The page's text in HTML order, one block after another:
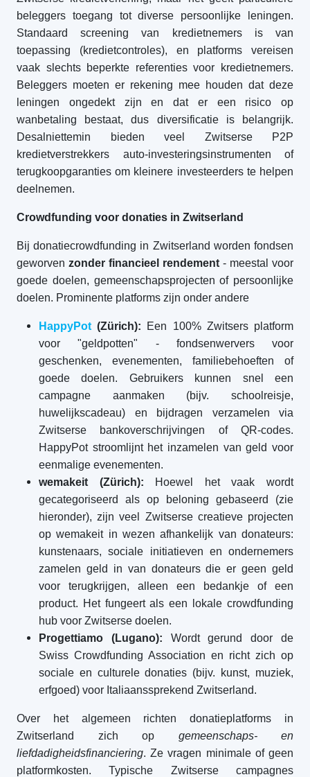
beleggers toegang tot diverse persoonlijke leningen.
Standaard screening van kredietnemers is van
toepassing (kredietcontroles), en platforms vereisen
vaak slechts beperkte referenties voor kredietnemers.
Beleggers moeten er rekening mee houden dat deze
leningen ongedekt zijn en dat er een risico op
wanbetaling bestaat, dus diversificatie is belangrijk.
Desalniettemin bieden veel Zwitserse P2P
kredietverstrekkers auto-investeringsinstrumenten of
terugkoopgaranties om kleinere investeerders te helpen
deelnemen.
Crowdfunding voor donaties in Zwitserland
Bij donatiecrowdfunding in Zwitserland worden fondsen
geworven zonder financieel rendement - meestal voor
goede doelen, gemeenschapsprojecten of persoonlijke
doelen. Prominente platforms zijn onder andere
HappyPot (Zürich): Een 100% Zwitsers platform
voor "geldpotten" - fondsenwervers voor
geschenken, evenementen, familiebehoeften of
goede doelen. Gebruikers kunnen snel een
campagne aanmaken (bijv. schoolreisje,
huwelijkscadeau) en bijdragen verzamelen via
Zwitserse bankoverschrijvingen of QR-codes.
HappyPot stroomlijnt het inzamelen van geld voor
eenmalige evenementen.
wemakeit (Zürich): Hoewel het vaak wordt
gecategoriseerd als op beloning gebaseerd (zie
hieronder), zijn veel Zwitserse creatieve projecten
op wemakeit in wezen afhankelijk van donateurs:
kunstenaars, sociale initiatieven en ondernemers
zamelen geld in van donateurs die er geen geld
voor terugkrijgen, alleen een bedankje of een
product. Het fungeert als een lokale crowdfunding
hub voor Zwitserse doelen.
Progettiamo (Lugano): Wordt gerund door de
Swiss Crowdfunding Association en richt zich op
sociale en culturele donaties (bijv. kunst, muziek,
erfgoed) voor Italiaanssprekend Zwitserland.
Over het algemeen richten donatieplatforms in
Zwitserland zich op gemeenschaps- en
liefdadigheidsfinanciering. Ze vragen minimale of geen
platformkosten. Typische Zwitserse campagnes